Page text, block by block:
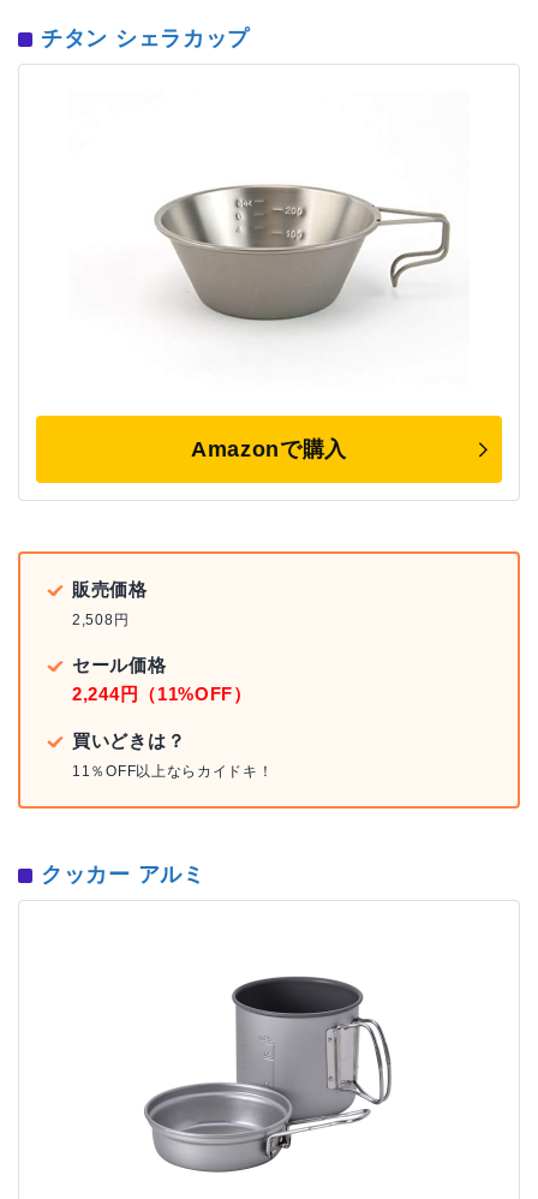
チタン シェラカップ
Amazonで購入
販売価格
2,508円
セール価格
2,244円（11%OFF）
買いどきは？
11％OFF以上ならカイドキ！
クッカー アルミ